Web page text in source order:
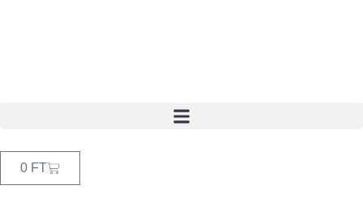
0 FT